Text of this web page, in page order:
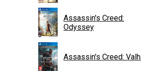
Assassin's Creed:
Odyssey
Assassin's Creed: